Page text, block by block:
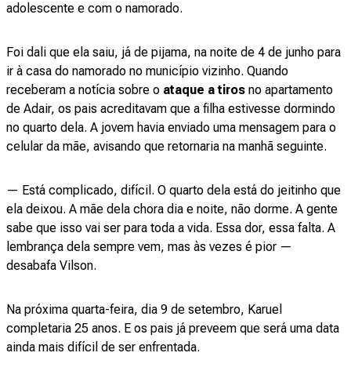
adolescente e com o namorado.
Foi dali que ela saiu, já de pijama, na noite de 4 de junho para
ir à casa do namorado no município vizinho. Quando
receberam a notícia sobre o ataque a tiros no apartamento
de Adair, os pais acreditavam que a filha estivesse dormindo
no quarto dela. A jovem havia enviado uma mensagem para o
celular da mãe, avisando que retornaria na manhã seguinte.
— Está complicado, difícil. O quarto dela está do jeitinho que
ela deixou. A mãe dela chora dia e noite, não dorme. A gente
sabe que isso vai ser para toda a vida. Essa dor, essa falta. A
lembrança dela sempre vem, mas às vezes é pior —
desabafa Vilson.
Na próxima quarta-feira, dia 9 de setembro, Karuel
completaria 25 anos. E os pais já preveem que será uma data
ainda mais difícil de ser enfrentada.